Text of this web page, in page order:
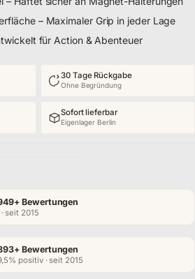
– Maximaler Grip in jeder Lage
für Action & Abenteuer
30 Tage Rückgabe
Ohne Begründung
Sofort lieferbar
Eigenlager Berlin
Bewertungen
seit 2015
Bewertungen
positiv · seit 2015